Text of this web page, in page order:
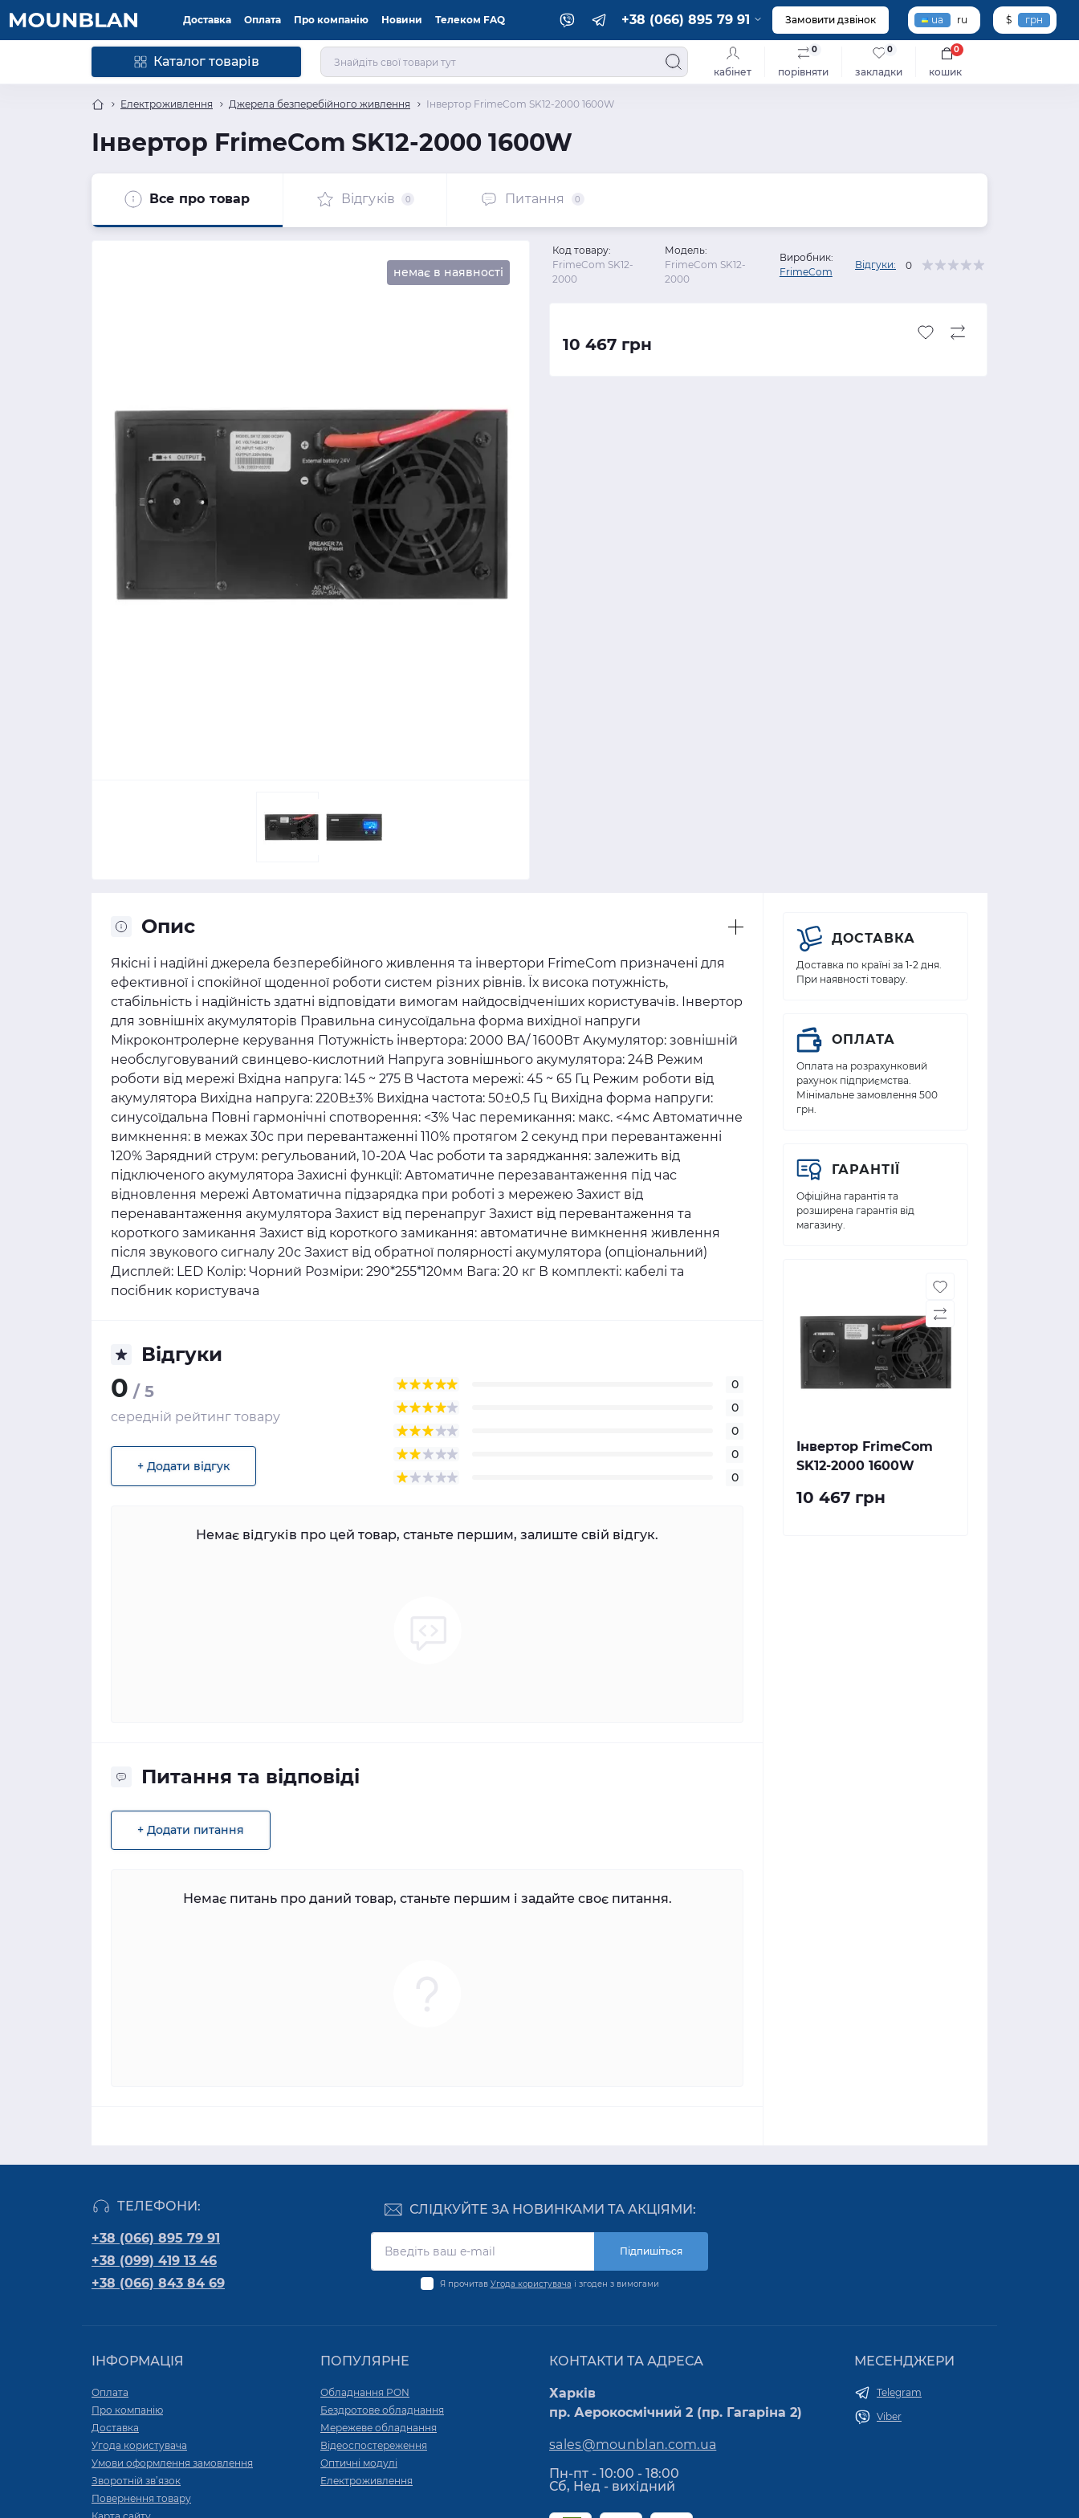
Доставка Оплата Про компанію Новини Телеком FAQ +38 (066) 895 79 91 Замовити дзвінок ua ru $ грн
Каталог товарів
кабінет порівняти
0
закладки
0
кошик
0
Електроживлення Джерела безперебійного живлення Інвертор FrimeCom SK12-2000 1600W
Інвертор FrimeCom SK12-2000 1600W
Все про товар Відгуків 0 Питання 0
немає в наявності
Код товару:
FrimeCom SK12-
2000
Модель:
FrimeCom SK12-
2000
Виробник:
FrimeCom
Відгуки: 0
10 467 грн
Опис
Якісні і надійні джерела безперебійного живлення та інвертори FrimeCom призначені для
ефективної і спокійної щоденної роботи систем різних рівнів. Їх висока потужність,
стабільність і надійність здатні відповідати вимогам найдосвідченіших користувачів. Інвертор
для зовнішніх акумуляторів Правильна синусоїдальна форма вихідної напруги
Мікроконтролерне керування Потужність інвертора: 2000 ВА/ 1600Вт Акумулятор: зовнішній
необслуговуваний свинцево-кислотний Напруга зовнішнього акумулятора: 24В Режим
роботи від мережі Вхідна напруга: 145 ~ 275 В Частота мережі: 45 ~ 65 Гц Режим роботи від
акумулятора Вихідна напруга: 220В±3% Вихідна частота: 50±0,5 Гц Вихідна форма напруги:
синусоїдальна Повні гармонічні спотворення: <3% Час перемикання: макс. <4мс Автоматичне
вимкнення: в межах 30c при перевантаженні 110% протягом 2 секунд при перевантаженні
120% Зарядний струм: регульований, 10-20А Час роботи та заряджання: залежить від
підключеного акумулятора Захисні функції: Автоматичне перезавантаження під час
відновлення мережі Автоматична підзарядка при роботі з мережею Захист від
перенавантаження акумулятора Захист від перенапруг Захист від перевантаження та
короткого замикання Захист від короткого замикання: автоматичне вимкнення живлення
після звукового сигналу 20с Захист від обратної полярності акумулятора (опціональний)
Дисплей: LED Колір: Чорний Розміри: 290*255*120мм Вага: 20 кг В комплекті: кабелі та
посібник користувача
Відгуки
0 / 5
середній рейтинг товару
+ Додати відгук
0
0
0
0
0
Немає відгуків про цей товар, станьте першим, залиште свій відгук.
Питання та відповіді
+ Додати питання
Немає питань про даний товар, станьте першим і задайте своє питання.
ДОСТАВКА
Доставка по країні за 1-2 дня.
При наявності товару.
ОПЛАТА
Оплата на розрахунковий
рахунок підприємства.
Мінімальне замовлення 500
грн.
ГАРАНТІЇ
Офіційна гарантія та
розширена гарантія від
магазину.
Інвертор FrimeCom
SK12-2000 1600W
10 467 грн
ТЕЛЕФОНИ:
+38 (066) 895 79 91
+38 (099) 419 13 46
+38 (066) 843 84 69
СЛІДКУЙТЕ ЗА НОВИНКАМИ ТА АКЦІЯМИ:
Підпишіться
Я прочитав Угода користувача і згоден з вимогами
ІНФОРМАЦІЯ
Оплата
Про компанію
Доставка
Угода користувача
Умови оформлення замовлення
Зворотній зв’язок
Повернення товару
ПОПУЛЯРНЕ
Обладнання PON
Бездротове обладнання
Мережеве обладнання
Відеоспостереження
Оптичні модулі
Електроживлення
КОНТАКТИ ТА АДРЕСА
Харків
пр. Аерокосмічний 2 (пр. Гагаріна 2)
sales@mounblan.com.ua
Пн-пт - 10:00 - 18:00
Сб, Нед - вихідний
МЕСЕНДЖЕРИ
Telegram
Viber